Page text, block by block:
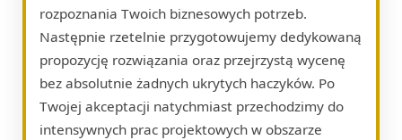
rozpoznania Twoich biznesowych potrzeb.
Następnie rzetelnie przygotowujemy dedykowaną
propozycję rozwiązania oraz przejrzystą wycenę
bez absolutnie żadnych ukrytych haczyków. Po
Twojej akceptacji natychmiast przechodzimy do
intensywnych prac projektowych w obszarze